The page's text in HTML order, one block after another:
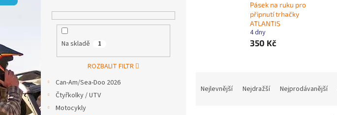
Na skladě 1
ROZBALIT FILTR
Can-Am/Sea-Doo 2026
Čtyřkolky / UTV
Motocykly
Pásek na ruku pro
připnutí trhačky
ATLANTIS
4 dny
350 Kč
Nejlevnější Nejdražší Nejprodávanější